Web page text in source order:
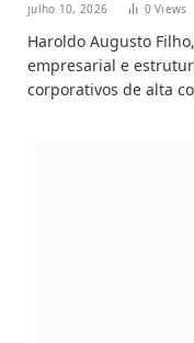
julho 10, 2026 0Views
Haroldo Augusto
empresarial e
corporativos de alta